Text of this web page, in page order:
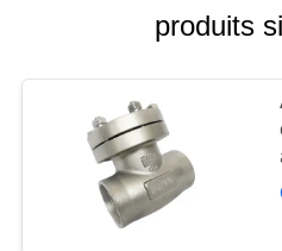
DEMANDEZ
UNE
CITATION
produits